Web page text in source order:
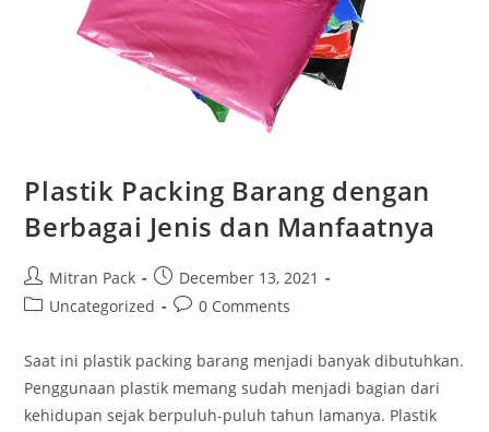
Plastik Packing Barang dengan
Berbagai Jenis dan Manfaatnya
Mitran Pack
December 13, 2021
Uncategorized
0 Comments
Saat ini plastik packing barang menjadi banyak dibutuhkan.
Penggunaan plastik memang sudah menjadi bagian dari
kehidupan sejak berpuluh-puluh tahun lamanya. Plastik